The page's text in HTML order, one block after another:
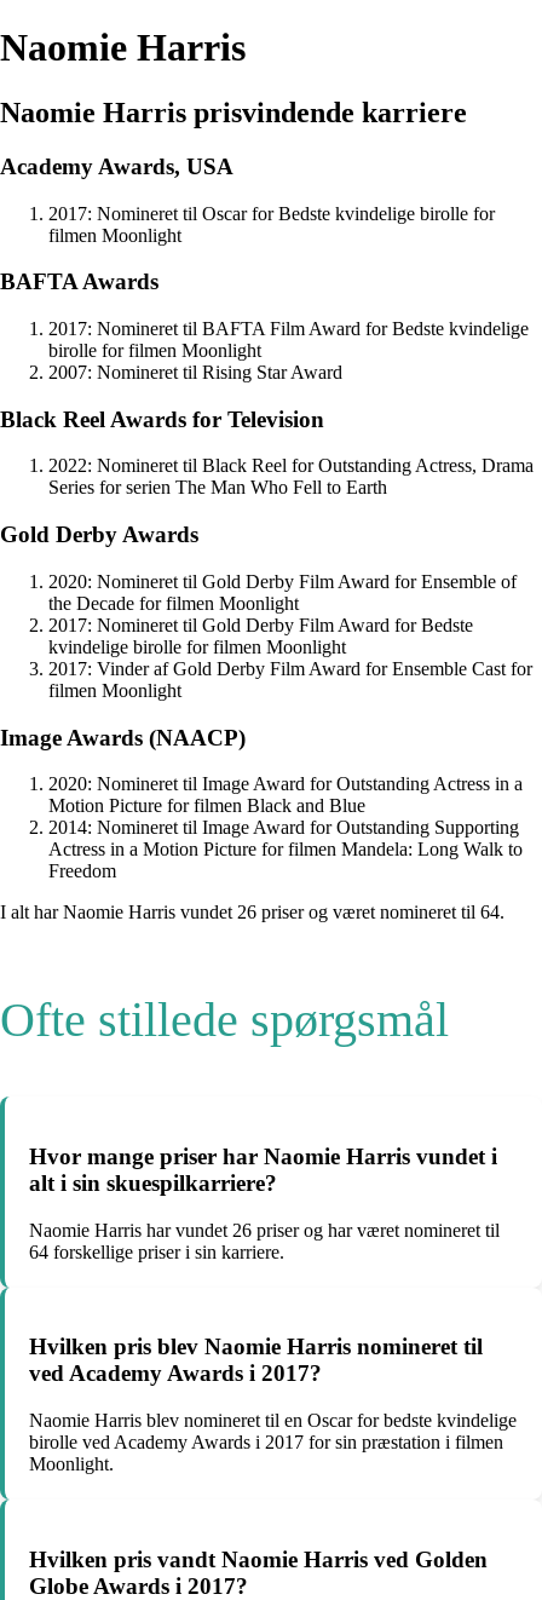
Naomie Harris
Naomie Harris prisvindende karriere
Academy Awards, USA
2017: Nomineret til Oscar for Bedste kvindelige birolle for
filmen Moonlight
BAFTA Awards
2017: Nomineret til BAFTA Film Award for Bedste kvindelige
birolle for filmen Moonlight
2007: Nomineret til Rising Star Award
Black Reel Awards for Television
2022: Nomineret til Black Reel for Outstanding Actress, Drama
Series for serien The Man Who Fell to Earth
Gold Derby Awards
2020: Nomineret til Gold Derby Film Award for Ensemble of
the Decade for filmen Moonlight
2017: Nomineret til Gold Derby Film Award for Bedste
kvindelige birolle for filmen Moonlight
2017: Vinder af Gold Derby Film Award for Ensemble Cast for
filmen Moonlight
Image Awards (NAACP)
2020: Nomineret til Image Award for Outstanding Actress in a
Motion Picture for filmen Black and Blue
2014: Nomineret til Image Award for Outstanding Supporting
Actress in a Motion Picture for filmen Mandela: Long Walk to
Freedom
I alt har Naomie Harris vundet 26 priser og været nomineret til 64.
Ofte stillede spørgsmål
Hvor mange priser har Naomie Harris vundet i
alt i sin skuespilkarriere?
Naomie Harris har vundet 26 priser og har været nomineret til
64 forskellige priser i sin karriere.
Hvilken pris blev Naomie Harris nomineret til
ved Academy Awards i 2017?
Naomie Harris blev nomineret til en Oscar for bedste kvindelige
birolle ved Academy Awards i 2017 for sin præstation i filmen
Moonlight.
Hvilken pris vandt Naomie Harris ved Golden
Globe Awards i 2017?